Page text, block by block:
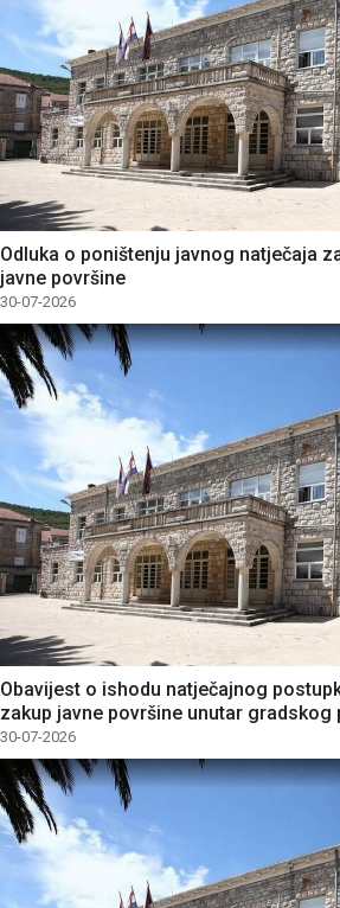
Odluka o poništenju javnog natječaja
javne površine
30-07-2026
Obavijest o ishodu natječajnog
zakup javne površine unutar gradskog
30-07-2026